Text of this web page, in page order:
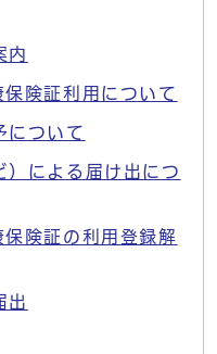
内
険証利用について
について
）による届け出につ
険証の利用登録解
出